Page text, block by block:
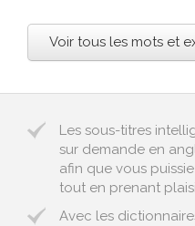
Voir tous les mots et
Les sous-titres
sur demande en
afin que vous
tout en prenant
Avec les